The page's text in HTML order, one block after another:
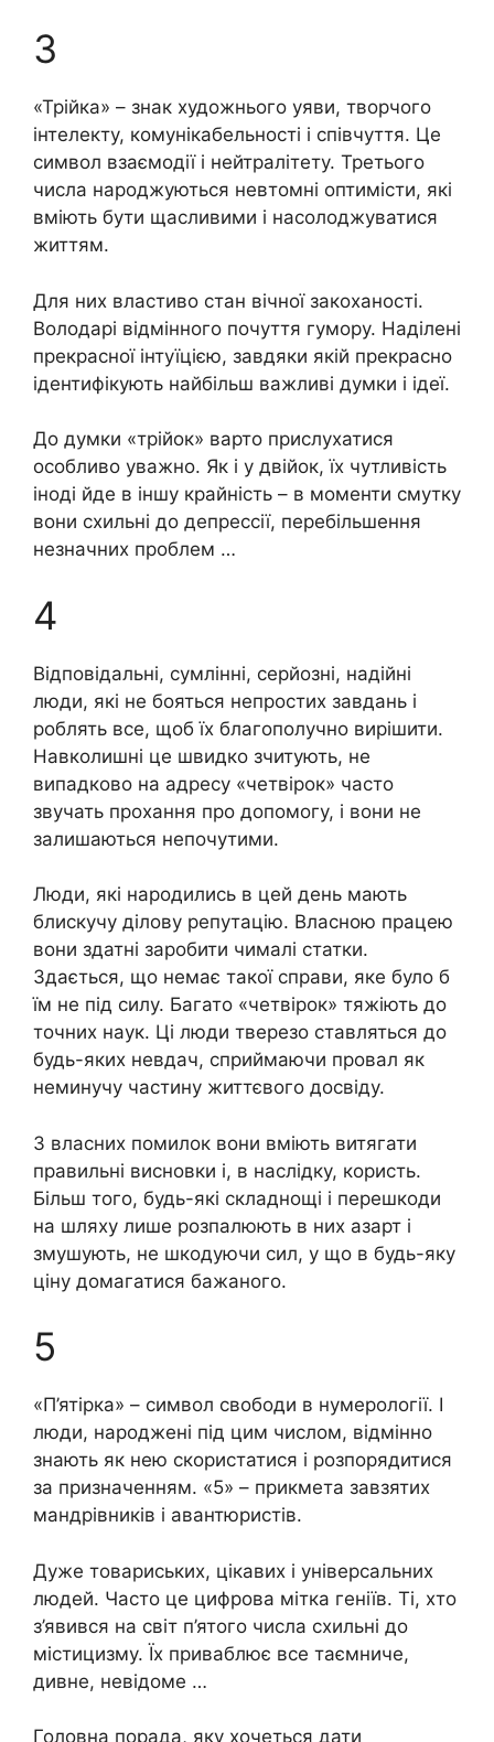
3
«Трійка» – знак художнього уяви, творчого
інтелекту, комунікабельності і співчуття. Це
символ взаємодії і нейтралітету. Третього
числа народжуються невтомні оптимісти, які
вміють бути щасливими і насолоджуватися
життям.
Для них властиво стан вічної закоханості.
Володарі відмінного почуття гумору. Наділені
прекрасної інтуїцією, завдяки якій прекрасно
ідентифікують найбільш важливі думки і ідеї.
До думки «трійок» варто прислухатися
особливо уважно. Як і у двійок, їх чутливість
іноді йде в іншу крайність – в моменти смутку
вони схильні до депрессії, перебільшення
незначних проблем …
4
Відповідальні, сумлінні, серйозні, надійні
люди, які не бояться непростих завдань і
роблять все, щоб їх благополучно вирішити.
Навколишні це швидко зчитують, не
випадково на адресу «четвірок» часто
звучать прохання про допомогу, і вони не
залишаються непочутими.
Люди, які народились в цей день мають
блискучу ділову репутацію. Власною працею
вони здатні заробити чималі статки.
Здається, що немає такої справи, яке було б
їм не під силу. Багато «четвірок» тяжіють до
точних наук. Ці люди тверезо ставляться до
будь-яких невдач, сприймаючи провал як
неминучу частину життєвого досвіду.
З власних помилок вони вміють витягати
правильні висновки і, в наслідку, користь.
Більш того, будь-які складнощі і перешкоди
на шляху лише розпалюють в них азарт і
змушують, не шкодуючи сил, у що в будь-яку
ціну домагатися бажаного.
5
«П’ятірка» – символ свободи в нумерології. І
люди, народжені під цим числом, відмінно
знають як нею скористатися і розпорядитися
за призначенням. «5» – прикмета завзятих
мандрівників і авантюристів.
Дуже товариських, цікавих і універсальних
людей. Часто це цифрова мітка геніїв. Ті, хто
з’явився на світ п’ятого числа схильні до
містицизму. Їх приваблює все таємниче,
дивне, невідоме …
Головна порада, яку хочеться дати